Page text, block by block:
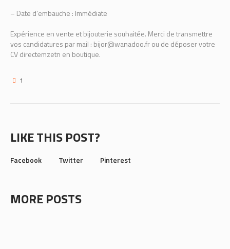
– Date d’embauche : Immédiate
Expérience en vente et bijouterie souhaitée. Merci de transmettre
vos candidatures par mail : bijor@wanadoo.fr ou de déposer votre
CV directemzetn en boutique.
1
LIKE THIS POST?
Facebook Twitter Pinterest
MORE POSTS